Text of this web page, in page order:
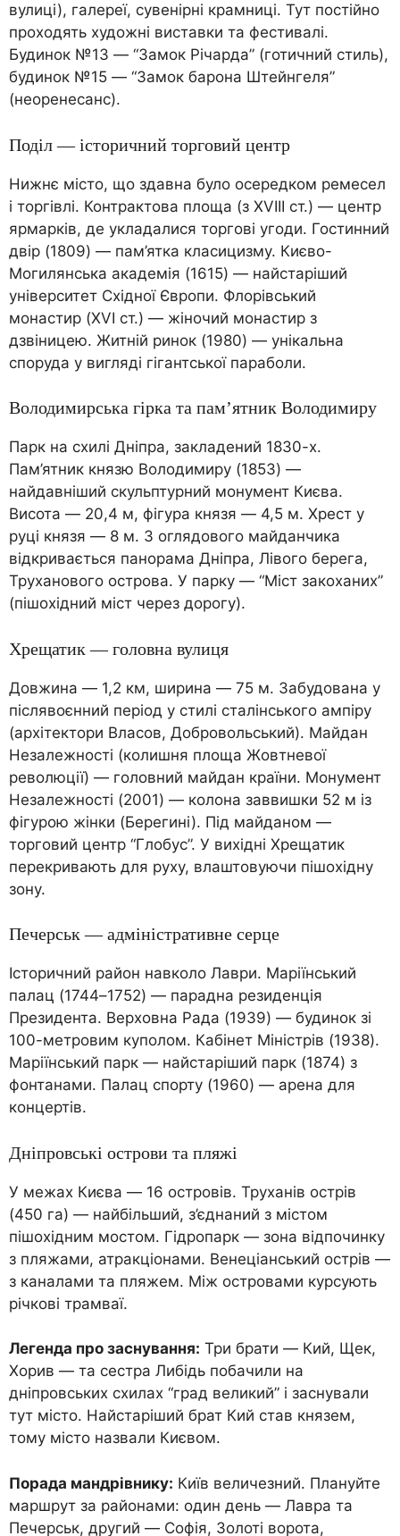
вулиці), галереї, сувенірні крамниці. Тут постійно
проходять художні виставки та фестивалі.
Будинок №13 — “Замок Річарда” (готичний стиль),
будинок №15 — “Замок барона Штейнгеля”
(неоренесанс).
Поділ — історичний торговий центр
Нижнє місто, що здавна було осередком ремесел
і торгівлі. Контрактова площа (з XVIII ст.) — центр
ярмарків, де укладалися торгові угоди. Гостинний
двір (1809) — пам’ятка класицизму. Києво-
Могилянська академія (1615) — найстаріший
університет Східної Європи. Флорівський
монастир (XVI ст.) — жіночий монастир з
дзвіницею. Житній ринок (1980) — унікальна
споруда у вигляді гігантської параболи.
Володимирська гірка та пам’ятник Володимиру
Парк на схилі Дніпра, закладений 1830-х.
Пам’ятник князю Володимиру (1853) —
найдавніший скульптурний монумент Києва.
Висота — 20,4 м, фігура князя — 4,5 м. Хрест у
руці князя — 8 м. З оглядового майданчика
відкривається панорама Дніпра, Лівого берега,
Труханового острова. У парку — “Міст закоханих”
(пішохідний міст через дорогу).
Хрещатик — головна вулиця
Довжина — 1,2 км, ширина — 75 м. Забудована у
післявоєнний період у стилі сталінського ампіру
(архітектори Власов, Добровольський). Майдан
Незалежності (колишня площа Жовтневої
революції) — головний майдан країни. Монумент
Незалежності (2001) — колона заввишки 52 м із
фігурою жінки (Берегині). Під майданом —
торговий центр “Глобус”. У вихідні Хрещатик
перекривають для руху, влаштовуючи пішохідну
зону.
Печерськ — адміністративне серце
Історичний район навколо Лаври. Маріїнський
палац (1744–1752) — парадна резиденція
Президента. Верховна Рада (1939) — будинок зі
100-метровим куполом. Кабінет Міністрів (1938).
Маріїнський парк — найстаріший парк (1874) з
фонтанами. Палац спорту (1960) — арена для
концертів.
Дніпровські острови та пляжі
У межах Києва — 16 островів. Труханів острів
(450 га) — найбільший, з’єднаний з містом
пішохідним мостом. Гідропарк — зона відпочинку
з пляжами, атракціонами. Венеціанський острів —
з каналами та пляжем. Між островами курсують
річкові трамваї.
Легенда про заснування: Три брати — Кий, Щек,
Хорив — та сестра Либідь побачили на
дніпровських схилах “град великий” і заснували
тут місто. Найстаріший брат Кий став князем,
тому місто назвали Києвом.
Порада мандрівнику: Київ величезний. Плануйте
маршрут за районами: один день — Лавра та
Печерськ, другий — Софія, Золоті ворота,